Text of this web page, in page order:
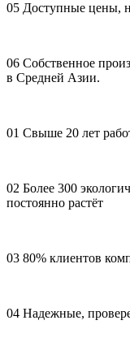
05 Доступные цены,
06 Собственное
в Средней Азии.
01 Свыше 20 лет
02 Более 300
постоянно растёт
03 80% клиентов
04 Надежные,